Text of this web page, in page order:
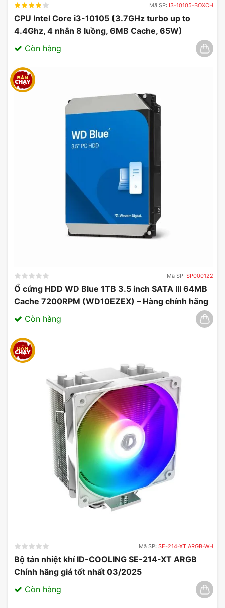
Mã SP: I3-10105-BOXCH
CPU Intel Core i3-10105 (3.7GHz turbo up to
4.4Ghz, 4 nhân 8 luồng, 6MB Cache, 65W)
03/2025
Còn hàng
Mã SP: SP000122
Ổ cứng HDD WD Blue 1TB 3.5 inch SATA III 64MB
Cache 7200RPM (WD10EZEX) – Hàng chính hãng
03/2025
Còn hàng
Mã SP: SE-214-XT ARGB-WH
Bộ tản nhiệt khí ID-COOLING SE-214-XT ARGB
Chính hãng giá tốt nhất 03/2025
Còn hàng